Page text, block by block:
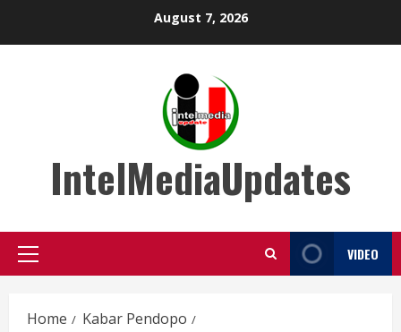
August 7, 2026
IntelMediaUpdates
Primary
VIDEO
Home
Kabar Pendopo